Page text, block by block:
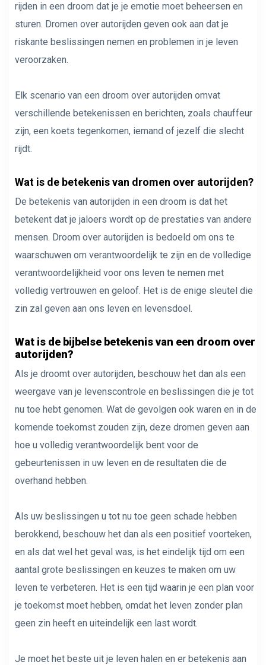
rijden in een droom dat je je emotie moet beheersen en
sturen. Dromen over autorijden geven ook aan dat je
riskante beslissingen nemen en problemen in je leven
veroorzaken.
Elk scenario van een droom over autorijden omvat
verschillende betekenissen en berichten, zoals chauffeur
zijn, een koets tegenkomen, iemand of jezelf die slecht
rijdt.
Wat is de betekenis van dromen over autorijden?
De betekenis van autorijden in een droom is dat het
betekent dat je jaloers wordt op de prestaties van andere
mensen. Droom over autorijden is bedoeld om ons te
waarschuwen om verantwoordelijk te zijn en de volledige
verantwoordelijkheid voor ons leven te nemen met
volledig vertrouwen en geloof. Het is de enige sleutel die
zin zal geven aan ons leven en levensdoel.
Wat is de bijbelse betekenis van een droom over
autorijden?
Als je droomt over autorijden, beschouw het dan als een
weergave van je levenscontrole en beslissingen die je tot
nu toe hebt genomen. Wat de gevolgen ook waren en in de
komende toekomst zouden zijn, deze dromen geven aan
hoe u volledig verantwoordelijk bent voor de
gebeurtenissen in uw leven en de resultaten die de
overhand hebben.
Als uw beslissingen u tot nu toe geen schade hebben
berokkend, beschouw het dan als een positief voorteken,
en als dat wel het geval was, is het eindelijk tijd om een ​​
aantal grote beslissingen en keuzes te maken om uw
leven te verbeteren. Het is een tijd waarin je een plan voor
je toekomst moet hebben, omdat het leven zonder plan
geen zin heeft en uiteindelijk een last wordt.
Je moet het beste uit je leven halen en er betekenis aan